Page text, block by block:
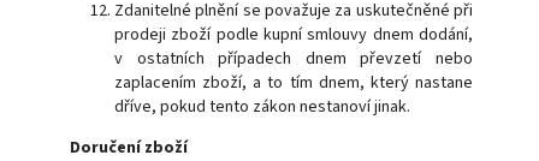
Zdanitelné plnění se považuje za uskutečněné při
prodeji zboží podle kupní smlouvy dnem dodání,
v ostatních případech dnem převzetí nebo
zaplacením zboží, a to tím dnem, který nastane
dříve, pokud tento zákon nestanoví jinak.
Doručení zboží